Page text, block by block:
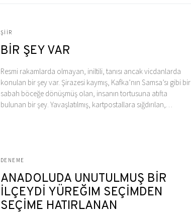
ŞIIR
BİR ŞEY VAR
Resmi rakamlarda olmayan, iniltili, tanısı ancak vicdanlarda
konulan bir şey var. Şirazesi kaymış, Kafka’nın Samsa’sı gibi bir
sabah böceğe dönüşmüş olan, insanın tortusuna atıfta
bulunan bir şey. Yavaşlatılmış, kartpostallara sığdırılan,…
DENEME
ANADOLUDA UNUTULMUŞ BİR
İLÇEYDİ YÜREĞIM SEÇİMDEN
SEÇİME HATIRLANAN